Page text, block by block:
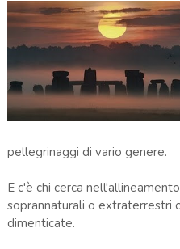
pellegrinaggi di vario genere.
E c'è chi cerca
soprannaturali o extraterrestri
dimenticate.